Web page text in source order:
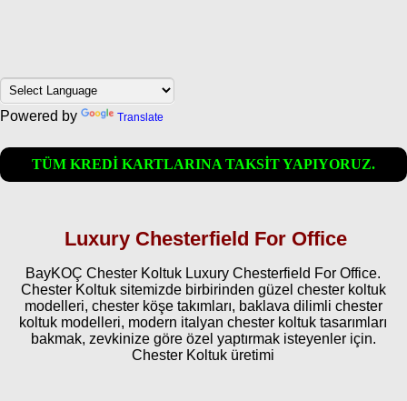
Powered by Translate
TÜM KREDİ KARTLARINA TAKSİT YAPIYORUZ.
Luxury Chesterfield For Office
BayKOÇ Chester Koltuk Luxury Chesterfield For Office.
Chester Koltuk sitemizde birbirinden güzel chester koltuk
modelleri, chester köşe takımları, baklava dilimli chester
koltuk modelleri, modern italyan chester koltuk tasarımları
bakmak, zevkinize göre özel yaptırmak isteyenler için.
Chester Koltuk üretimi